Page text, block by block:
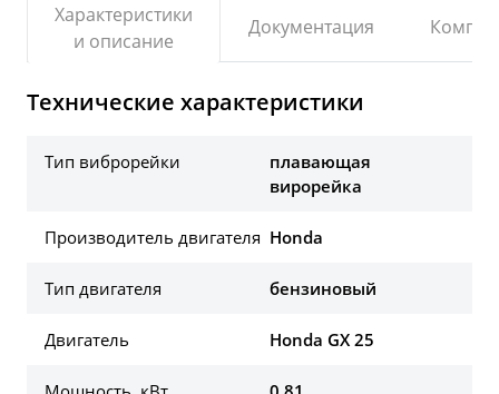
Характеристики
и описание
Документация
Технические характеристики
Тип виброрейки
плавающая
вирорейка
Производитель двигателя Honda
Тип двигателя бензиновый
Двигатель Honda GX 25